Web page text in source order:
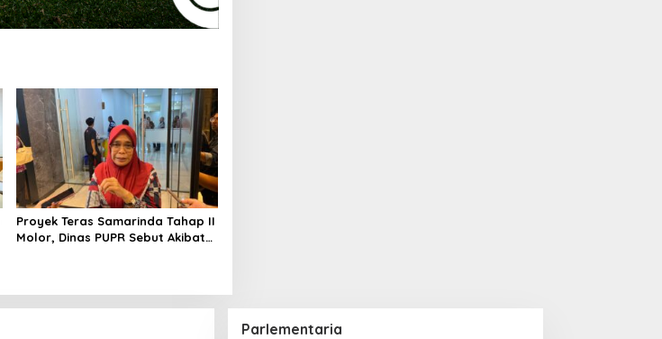
Proyek Teras Samarinda Tahap II
Molor, Dinas PUPR Sebut Akibat
Parlementaria